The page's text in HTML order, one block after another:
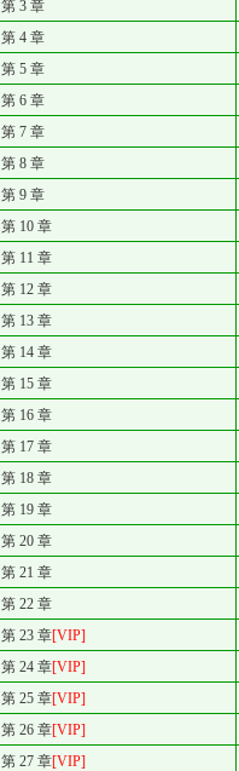
第 3 章
第 4 章
第 5 章
第 6 章
第 7 章
第 8 章
第 9 章
第 10 章
第 11 章
第 12 章
第 13 章
第 14 章
第 15 章
第 16 章
第 17 章
第 18 章
第 19 章
第 20 章
第 21 章
第 22 章
第 23 章[VIP]
第 24 章[VIP]
第 25 章[VIP]
第 26 章[VIP]
第 27 章[VIP]